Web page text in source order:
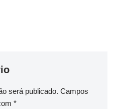
será publicado. Campos
*